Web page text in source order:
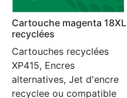
Cartouche magenta 18XL
recyclées
Cartouches recyclées
XP415, Encres
alternatives, Jet d'encre
recyclee ou compatible